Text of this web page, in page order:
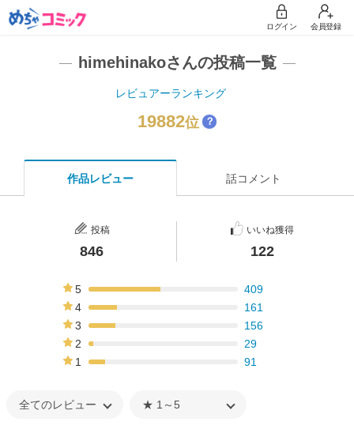
ログイン 会員登録
himehinakoさんの投稿一覧
レビュアーランキング
19882位 ？
作品レビュー 話コメント
投稿
846
いいね獲得
122
5
409
4
161
3
156
2
29
1
91